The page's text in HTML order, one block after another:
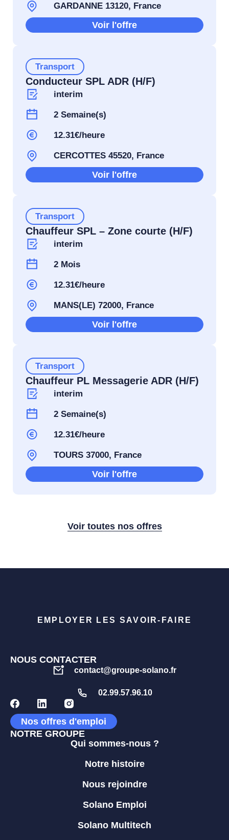
GARDANNE 13120, France
Voir l'offre
Transport
Conducteur SPL ADR (H/F)
interim
2 Semaine(s)
12.31€/heure
CERCOTTES 45520, France
Voir l'offre
Transport
Chauffeur SPL – Zone courte (H/F)
interim
2 Mois
12.31€/heure
MANS(LE) 72000, France
Voir l'offre
Transport
Chauffeur PL Messagerie ADR (H/F)
interim
2 Semaine(s)
12.31€/heure
TOURS 37000, France
Voir l'offre
Voir toutes nos offres
EMPLOYER LES SAVOIR-FAIRE
NOUS CONTACTER
contact@groupe-solano.fr
02.99.57.96.10
Nos offres d'emploi
NOTRE GROUPE
Qui sommes-nous ?
Notre histoire
Nous rejoindre
Solano Emploi
Solano Multitech